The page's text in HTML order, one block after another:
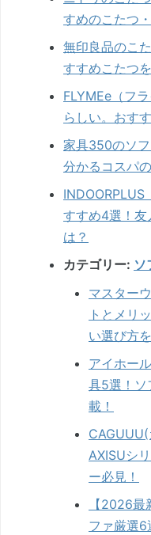
すめのこたつ
無印良品のこ
すすめこたつ
FLYMEe（フ
らしい。おす
家具350のソ
分かるコスパ
INDOORPLUS
すすめ4選！友
は？
カテゴリー: ソ
マスター
トとメリ
い選び方
アイホー
具5選！ソ
載！
AXISUシ
ー必見！
【2026
ファ厳選6